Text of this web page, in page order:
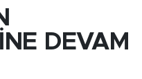
DEVAM
ve Fikstür